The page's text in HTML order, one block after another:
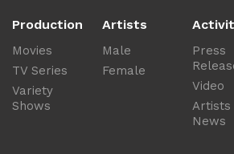
Production
Movies
TV Series
Variety
Shows
Artists
Male
Female
Press
Video
Artists
News